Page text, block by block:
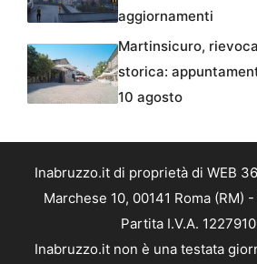
aggiornamenti
Martinsicuro,
storica:
10 agosto
Inabruzzo.it di proprietà di WEB
Marchese 10, 00141 Roma (RM)
Partita I.V.A.
Inabruzzo.it non è una testata